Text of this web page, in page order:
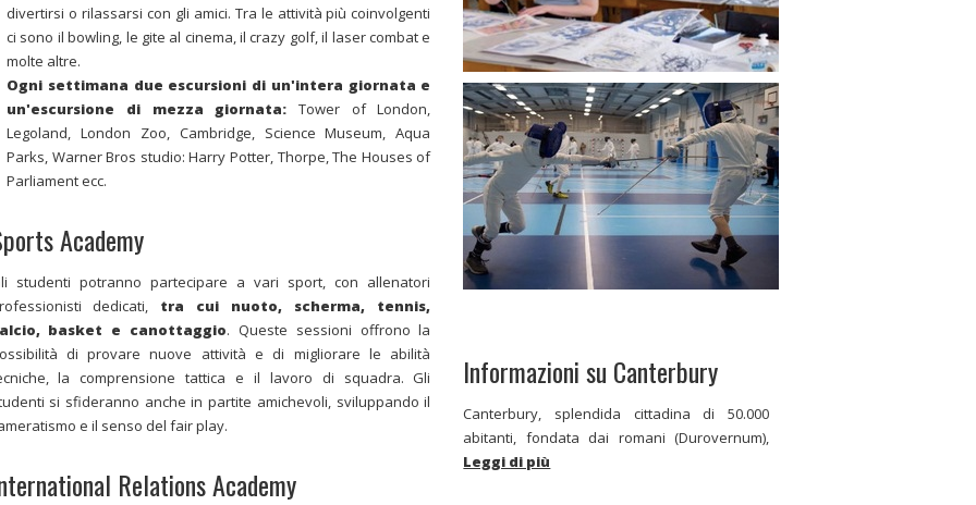
divertirsi o rilassarsi con gli amici. Tra le attività più coinvolgenti
ci sono il bowling, le gite al cinema, il crazy golf, il laser combat e
molte altre.
Ogni settimana due escursioni di un'intera giornata e
un'escursione di mezza giornata: Tower of London,
Legoland, London Zoo, Cambridge, Science Museum, Aqua
Parks, Warner Bros studio: Harry Potter, Thorpe, The Houses of
Parliament ecc.
Academy
studenti potranno partecipare a vari sport, con allenatori
dedicati, tra cui nuoto, scherma, tennis,
basket e canottaggio. Queste sessioni offrono la
di provare nuove attività e di migliorare le abilità
la comprensione tattica e il lavoro di squadra. Gli
si sfideranno anche in partite amichevoli, sviluppando il
e il senso del fair play.
Relations Academy
Informazioni su Canterbury
Canterbury, splendida cittadina di 50.000
abitanti, fondata dai romani (Durovernum),
Leggi di più